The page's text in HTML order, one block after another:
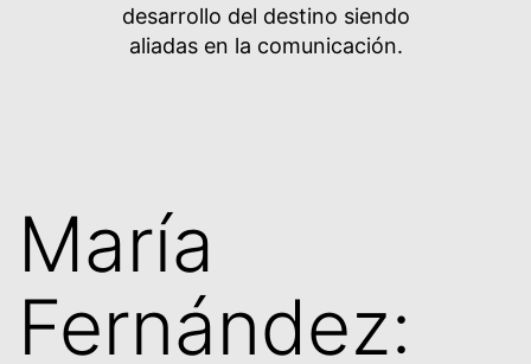
desarrollo del destino siendo
aliadas en la comunicación.
María
Fernández: